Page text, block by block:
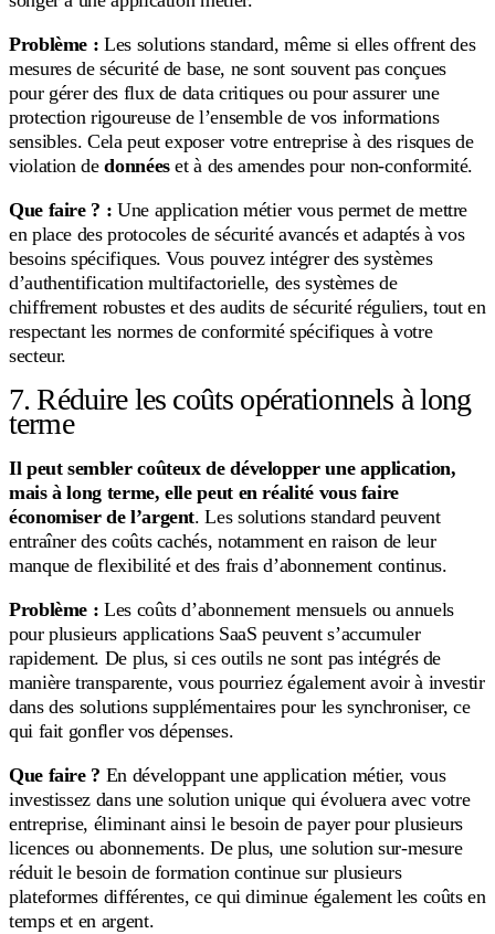
Problème : Les solutions standard, même si elles offrent des
mesures de sécurité de base, ne sont souvent pas conçues
pour gérer des flux de data critiques ou pour assurer une
protection rigoureuse de l’ensemble de vos informations
sensibles. Cela peut exposer votre entreprise à des risques de
violation dedonnéeset à des amendes pour non-conformité.
Que faire ? : Une application métier vous permet de mettre
en place des protocoles de sécurité avancés et adaptés à vos
besoins spécifiques. Vous pouvez intégrer des systèmes
d’authentification multifactorielle, des systèmes de
chiffrement robustes et des audits de sécurité réguliers, tout en
respectant les normes de conformité spécifiques à votre
secteur.
7. Réduire les coûts opérationnels à long
terme
Il peut sembler coûteux de développer une application,
mais à long terme, elle peut en réalité vous faire
économiser de l’argent. Les solutions standard peuvent
entraîner des coûts cachés, notamment en raison de leur
manque de flexibilité et des frais d’abonnement continus.
Problème : Les coûts d’abonnement mensuels ou annuels
pour plusieurs applications SaaS peuvent s’accumuler
rapidement. De plus, si ces outils ne sont pas intégrés de
manière transparente, vous pourriez également avoir à investir
dans des solutions supplémentaires pour les synchroniser, ce
qui fait gonfler vos dépenses.
Que faire ? En développant une application métier, vous
investissez dans une solution unique qui évoluera avec votre
entreprise, éliminant ainsi le besoin de payer pour plusieurs
licences ou abonnements. De plus, une solution sur-mesure
réduit le besoin de formation continue sur plusieurs
plateformes différentes, ce qui diminue également les coûts en
temps et en argent.